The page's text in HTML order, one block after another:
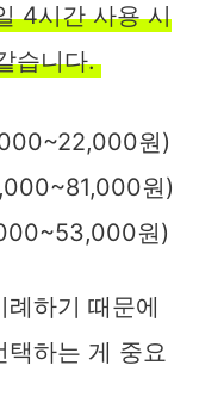
4시간 사용 시
습니다.
원)
원)
원)
하기 때문에
택하는 게 중요